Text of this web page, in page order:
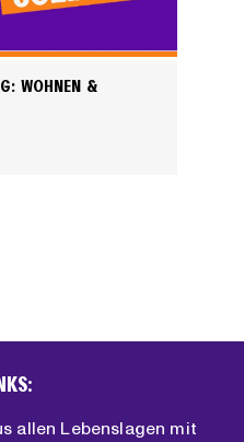
WOHNEN &
allen Lebenslagen mit